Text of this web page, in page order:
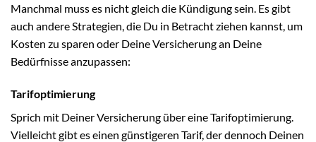
Manchmal muss es nicht gleich die Kündigung sein. Es gibt
auch andere Strategien, die Du in Betracht ziehen kannst, um
Kosten zu sparen oder Deine Versicherung an Deine
Bedürfnisse anzupassen:
Tarifoptimierung
Sprich mit Deiner Versicherung über eine Tarifoptimierung.
Vielleicht gibt es einen günstigeren Tarif, der dennoch Deinen